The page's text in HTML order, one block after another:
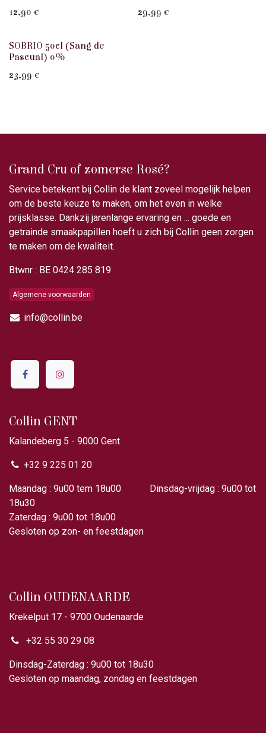
12,90 €
29,99 €
SOBRIO 50cl (Sang de
Pascual) 0%
23,99 €
Grand Cru of zomerse Rosé?
Service betekent bij Collin de klant zoveel mogelijk helpen
om de beste keuze te maken, om het even in welke
prijsklasse. Dankzij jarenlange ervaring en ... goede en
getrainde smaakpapillen hoeft u zich bij Collin geen zorgen
te maken om de kwaliteit.
Btwnr : BE 0424 285 819
Algemene voorwaarden
info@collin.be
Collin GENT
Kalandeberg 5 - 9000 Gent​
+32 9 225 01 20
Maandag : 9u00 tem 18u00 Dinsdag-vrijdag : 9u00 tot
18u30
Zaterdag : 9u00 tot 18u00
Gesloten op zon- en feestdagen
Collin OUDENAARDE
Krekelput 17 - 9700 Oudenaarde
+32 55 30 29 08
Dinsdag-Zaterdag : 9u00 tot 18u30
Gesloten op maandag, zondag en feestdagen